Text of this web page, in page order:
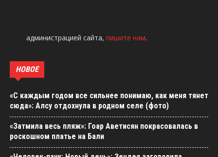
администрацией сайта, пишите нам.
НОВОЕ
«С каждым годом все сильнее понимаю, как меня тянет
сюда»: Алсу отдохнула в родном селе (фото)
«Затмила весь пляж»: Гоар Аветисян покрасовалась в
роскошном платье на Бали